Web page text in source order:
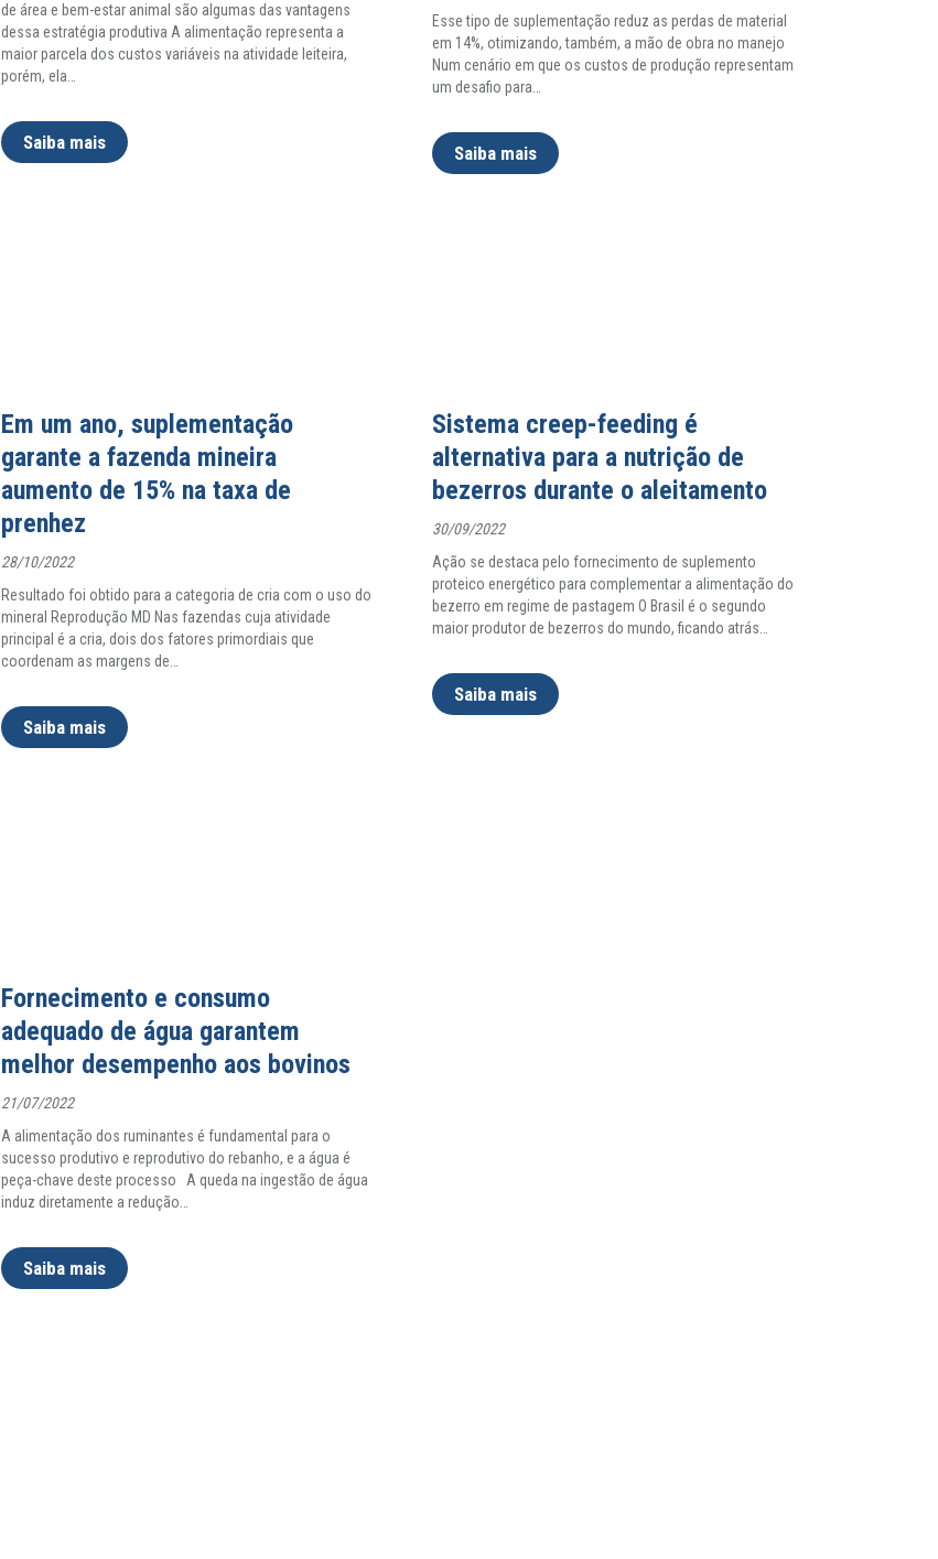
de área e bem-estar animal são algumas das vantagens
dessa estratégia produtiva A alimentação representa a
maior parcela dos custos variáveis na atividade leiteira,
porém, ela
Saiba mais
Esse tipo de suplementação reduz as perdas de material
em 14%, otimizando, também, a mão de obra no manejo
Num cenário em que os custos de produção representam
um desafio para
Saiba mais
Em um ano, suplementação
garante a fazenda mineira
aumento de 15% na taxa de
prenhez
28/10/2022
Resultado foi obtido para a categoria de cria com o uso do
mineral Reprodução MD Nas fazendas cuja atividade
principal é a cria, dois dos fatores primordiais que
coordenam as margens de
Saiba mais
Sistema creep-feeding é
alternativa para a nutrição de
bezerros durante o aleitamento
30/09/2022
Ação se destaca pelo fornecimento de suplemento
proteico energético para complementar a alimentação do
bezerro em regime de pastagem O Brasil é o segundo
maior produtor de bezerros do mundo, ficando atrás
Saiba mais
Fornecimento e consumo
adequado de água garantem
melhor desempenho aos bovinos
21/07/2022
A alimentação dos ruminantes é fundamental para o
sucesso produtivo e reprodutivo do rebanho, e a água é
peça-chave deste processo A queda na ingestão de água
induz diretamente a redução
Saiba mais